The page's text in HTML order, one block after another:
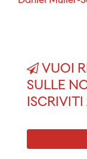
VUOI
SULLE